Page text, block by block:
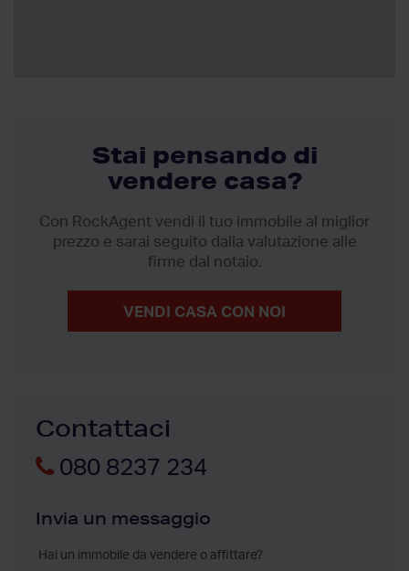
Stai pensando di
vendere casa?
Con RockAgent vendi il tuo immobile al miglior
prezzo e sarai seguito dalla valutazione alle
firme dal notaio.
VENDI CASA CON NOI
Contattaci
080 8237 234
Invia un messaggio
Hai un immobile da vendere o affittare?